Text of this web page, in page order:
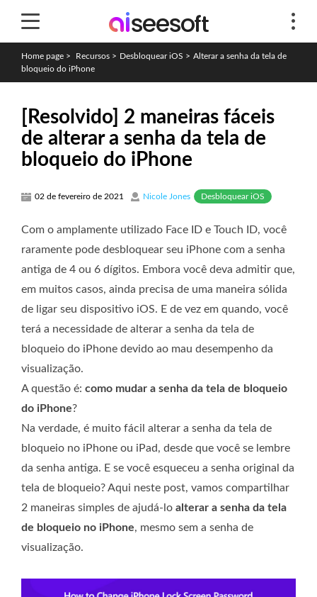
Home page > Recursos > Desbloquear iOS > Alterar a senha da tela de
bloqueio do iPhone
[Resolvido] 2 maneiras fáceis
de alterar a senha da tela de
bloqueio do iPhone
02 de fevereiro de 2021 Nicole Jones Desbloquear iOS
Com o amplamente utilizado Face ID e Touch ID, você
raramente pode desbloquear seu iPhone com a senha
antiga de 4 ou 6 dígitos. Embora você deva admitir que,
em muitos casos, ainda precisa de uma maneira sólida
de ligar seu dispositivo iOS. E de vez em quando, você
terá a necessidade de alterar a senha da tela de
bloqueio do iPhone devido ao mau desempenho da
visualização.
A questão é: como mudar a senha da tela de bloqueio
do iPhone?
Na verdade, é muito fácil alterar a senha da tela de
bloqueio no iPhone ou iPad, desde que você se lembre
da senha antiga. E se você esqueceu a senha original da
tela de bloqueio? Aqui neste post, vamos compartilhar
2 maneiras simples de ajudá-lo alterar a senha da tela
de bloqueio no iPhone, mesmo sem a senha de
visualização.